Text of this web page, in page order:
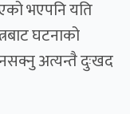
भएपनि यति
घटनाको
अत्यन्तै दुःखद